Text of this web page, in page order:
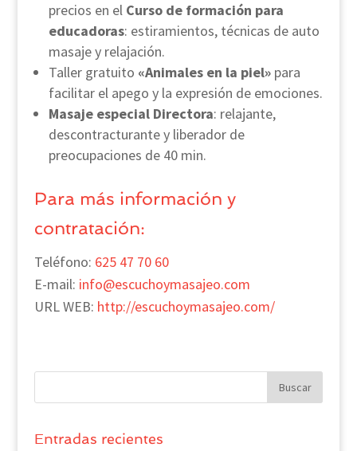
precios en el Curso de formación para
educadoras: estiramientos, técnicas de auto
masaje y relajación.
Taller gratuito «Animales en la piel»para
facilitar el apego y la expresión de emociones.
Masaje especial Directora: relajante,
descontracturante y liberador de
preocupaciones de 40 min.
Para más información y
contratación:
Teléfono: 625 47 70 60
E-mail: info@escuchoymasajeo.com
URL WEB: http://escuchoymasajeo.com/
Entradas recientes